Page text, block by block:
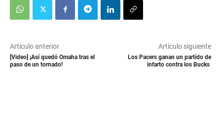
Artículo anterior
[Video] ¡Así quedó Omaha tras el
paso de un tornado!
Artículo siguiente
Los Pacers ganan un partido de
infarto contra los Bucks